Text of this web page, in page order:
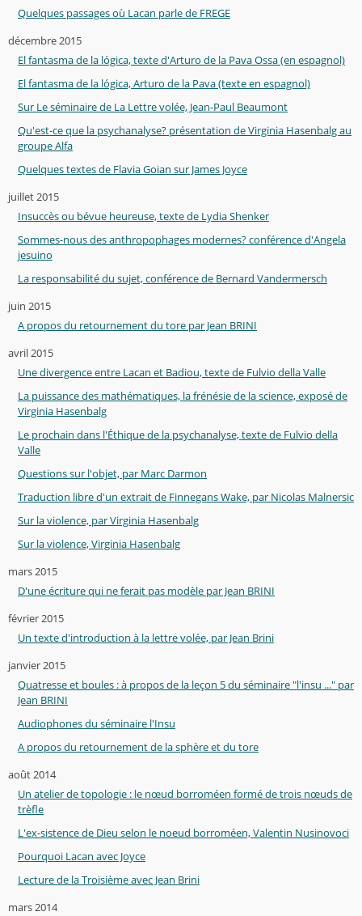
Quelques passages où Lacan parle de FREGE
décembre 2015
El fantasma de la lógica, texte d'Arturo de la Pava Ossa (en espagnol)
El fantasma de la lógica, Arturo de la Pava (texte en espagnol)
Sur Le séminaire de La Lettre volée, Jean-Paul Beaumont
Qu'est-ce que la psychanalyse? présentation de Virginia Hasenbalg au
groupe Alfa
Quelques textes de Flavia Goian sur James Joyce
juillet 2015
Insuccès ou bévue heureuse, texte de Lydia Shenker
Sommes-nous des anthropophages modernes? conférence d'Angela
jesuino
La responsabilité du sujet, conférence de Bernard Vandermersch
juin 2015
A propos du retournement du tore par Jean BRINI
avril 2015
Une divergence entre Lacan et Badiou, texte de Fulvio della Valle
La puissance des mathématiques, la frénésie de la science, exposé de
Virginia Hasenbalg
Le prochain dans l'Éthique de la psychanalyse, texte de Fulvio della
Valle
Questions sur l'objet, par Marc Darmon
Traduction libre d'un extrait de Finnegans Wake, par Nicolas Malnersic
Sur la violence, par Virginia Hasenbalg
Sur la violence, Virginia Hasenbalg
mars 2015
D'une écriture qui ne ferait pas modèle par Jean BRINI
février 2015
Un texte d'introduction à la lettre volée, par Jean Brini
janvier 2015
Quatresse et boules : à propos de la leçon 5 du séminaire "l'insu ..." par
Jean BRINI
Audiophones du séminaire l'Insu
A propos du retournement de la sphère et du tore
août 2014
Un atelier de topologie : le nœud borroméen formé de trois nœuds de
trèfle
L'ex-sistence de Dieu selon le noeud borroméen, Valentin Nusinovoci
Pourquoi Lacan avec Joyce
Lecture de la Troisième avec Jean Brini
mars 2014